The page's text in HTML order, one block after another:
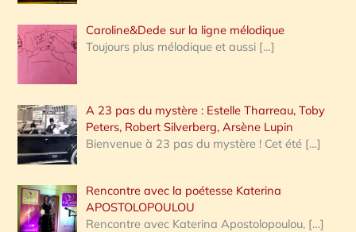
Caroline&Dede sur la ligne mélodique
Toujours plus mélodique et aussi […]
A 23 pas du mystère : Estelle Tharreau, Toby
Peters, Robert Silverberg, Arsène Lupin
Bienvenue à 23 pas du mystère ! Cet été […]
Rencontre avec la poétesse Katerina
APOSTOLOPOULOU
Rencontre avec Katerina Apostolopoulou, […]